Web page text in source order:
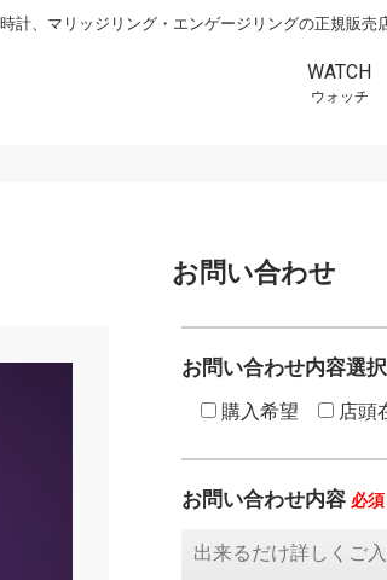
時計、マリッジリング・エンゲージリングの正規販売
WATCH
ウォッチ
お問い合わせ
お問い合わせ内容選択
購入希望 店頭
お問い合わせ内容 必須